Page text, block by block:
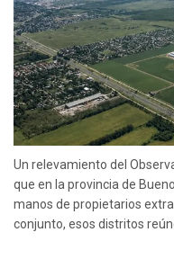
Un relevamiento del
que en la provincia de
manos de propietarios
conjunto, esos distritos